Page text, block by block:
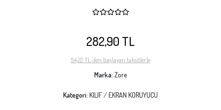
282,90 TL
54,22 TL 'den başlayan taksitlerle
Marka: Zore
Kategori: KILIF / EKRAN KORUYUCU